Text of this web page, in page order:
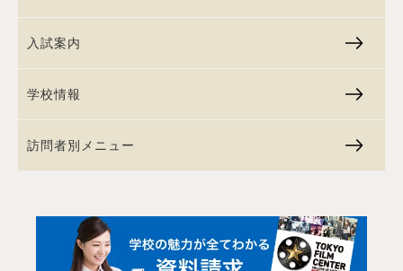
入試案内
学校情報
訪問者別メニュー